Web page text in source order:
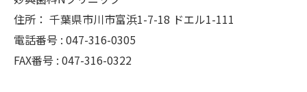
住所： 千葉県市川市富浜1-7-18 ドエル1-111
電話番号 : 047-316-0305
FAX番号 : 047-316-0322